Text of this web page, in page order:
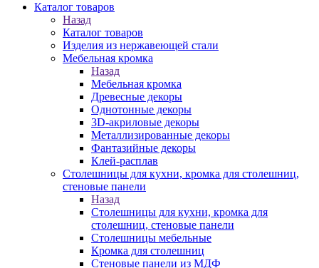
Каталог товаров
Назад
Каталог товаров
Изделия из нержавеющей стали
Мебельная кромка
Назад
Мебельная кромка
Древесные декоры
Однотонные декоры
3D-акриловые декоры
Металлизированные декоры
Фантазийные декоры
Клей-расплав
Столешницы для кухни, кромка для столешниц,
стеновые панели
Назад
Столешницы для кухни, кромка для
столешниц, стеновые панели
Столешницы мебельные
Кромка для столешниц
Стеновые панели из МДФ